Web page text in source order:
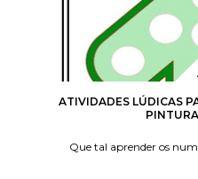
ATIVIDADES LÚDICAS
Que tal aprender os